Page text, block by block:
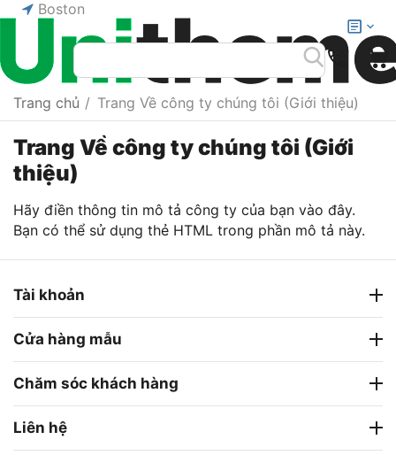
Boston
Trang chủ / Trang Về công ty chúng tôi (Giới thiệu)
Trang Về công ty chúng tôi (Giới
thiệu)
Hãy điền thông tin mô tả công ty của bạn vào đây.
Bạn có thể sử dụng thẻ HTML trong phần mô tả này.
Tài khoản
Cửa hàng mẫu
Chăm sóc khách hàng
Liên hệ